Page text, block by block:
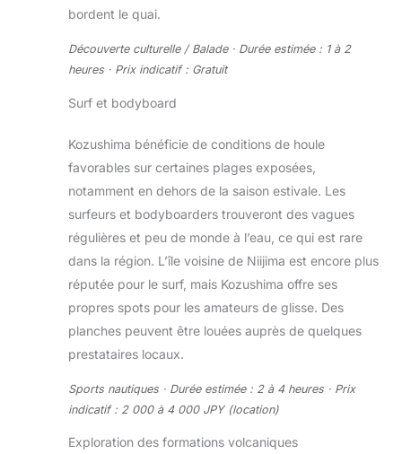
bordent le quai.
Découverte culturelle / Balade · Durée estimée : 1 à 2
heures · Prix indicatif : Gratuit
Surf et bodyboard
Kozushima bénéficie de conditions de houle
favorables sur certaines plages exposées,
notamment en dehors de la saison estivale. Les
surfeurs et bodyboarders trouveront des vagues
régulières et peu de monde à l’eau, ce qui est rare
dans la région. L’île voisine de Niijima est encore plus
réputée pour le surf, mais Kozushima offre ses
propres spots pour les amateurs de glisse. Des
planches peuvent être louées auprès de quelques
prestataires locaux.
Sports nautiques · Durée estimée : 2 à 4 heures · Prix
indicatif : 2 000 à 4 000 JPY (location)
Exploration des formations volcaniques